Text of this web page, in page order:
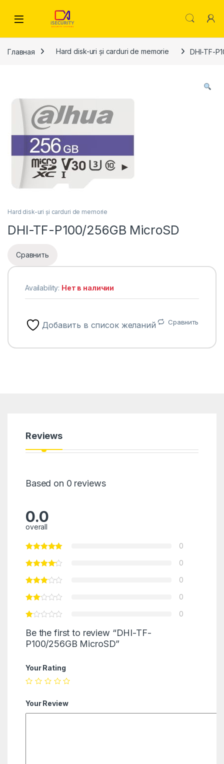
Главная Hard disk-uri și carduri de memorie DHI-TF-
Hard disk-uri și carduri de memorie
DHI-TF-P100/256GB MicroSD
Сравнить
Availability: Нет в наличии
Добавить в список желаний Сравнить
Reviews
Based on 0 reviews
0.0
overall
0
0
0
0
0
Be the first to review “DHI-TF-
P100/256GB MicroSD”
Your Rating
Your Review